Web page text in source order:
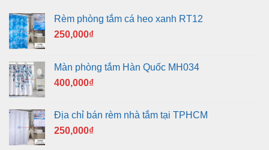
Rèm phòng tắm cá heo xanh RT12
250,000₫
Màn phòng tắm Hàn Quốc MH034
400,000₫
Địa chỉ bán rèm nhà tắm tại TPHCM
250,000₫